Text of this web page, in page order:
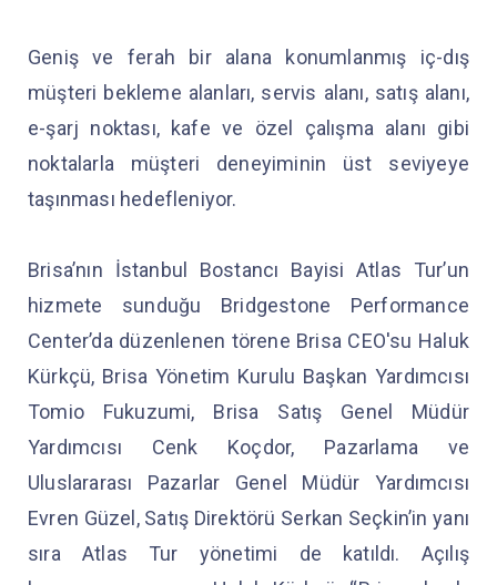
Geniş ve ferah bir alana konumlanmış iç-dış
müşteri bekleme alanları, servis alanı, satış alanı,
e-şarj noktası, kafe ve özel çalışma alanı gibi
noktalarla müşteri deneyiminin üst seviyeye
taşınması hedefleniyor.
Brisa’nın İstanbul Bostancı Bayisi Atlas Tur’un
hizmete sunduğu Bridgestone Performance
Center’da düzenlenen törene Brisa CEO'su Haluk
Kürkçü, Brisa Yönetim Kurulu Başkan Yardımcısı
Tomio Fukuzumi, Brisa Satış Genel Müdür
Yardımcısı Cenk Koçdor, Pazarlama ve
Uluslararası Pazarlar Genel Müdür Yardımcısı
Evren Güzel, Satış Direktörü Serkan Seçkin’in yanı
sıra Atlas Tur yönetimi de katıldı. Açılış